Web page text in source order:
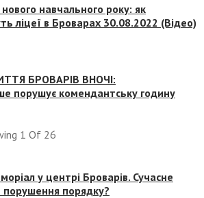
нового навчального року: як
ліцеї в Броварах 30.08.2022 (Відео)
БРОВАРІВ ВНОЧІ:
порушує комендантську годину
1 Of 26
у центрі Броварів. Сучасне
порядку?